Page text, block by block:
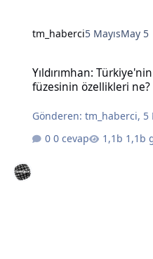
tm_haberci5 MayısMay 5
Yıldırımhan:
füzesinin özellikleri ne?
Gönderen:tm_haberci, 5
0 cevap
1,1b